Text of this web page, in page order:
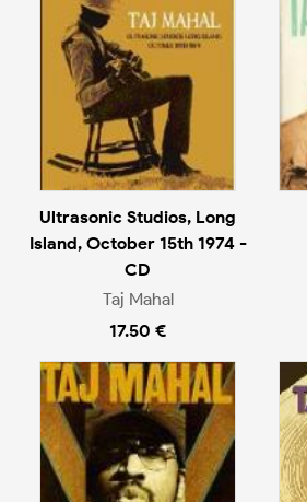
Ultrasonic Studios, Long
Island, October 15th 1974 -
CD
Taj Mahal
17.50 €